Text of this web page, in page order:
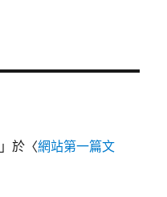
」於〈網站第一篇文